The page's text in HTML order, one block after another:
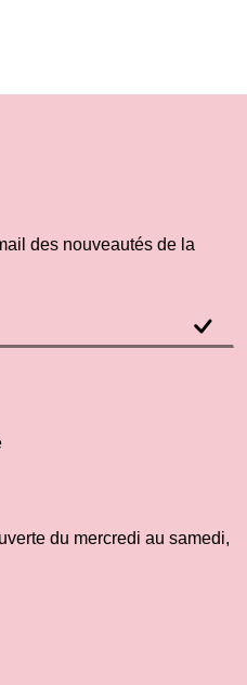
des nouveautés de la
du mercredi au samedi,